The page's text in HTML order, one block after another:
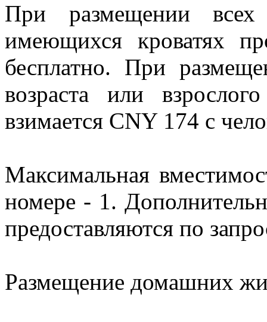
При размещении
имеющихся кроватях
бесплатно. При
возраста или
взимается CNY 174 с
Максимальная
номере - 1.
предоставляются по
Размещение домашних